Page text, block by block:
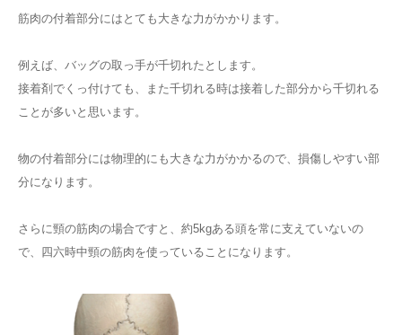
筋肉の付着部分にはとても大きな力がかかります。
例えば、バッグの取っ手が千切れたとします。
接着剤でくっ付けても、また千切れる時は接着した部分から千切れる
ことが多いと思います。
物の付着部分には物理的にも大きな力がかかるので、損傷しやすい部
分になります。
さらに頸の筋肉の場合ですと、約5kgある頭を常に支えていないの
で、四六時中頸の筋肉を使っていることになります。